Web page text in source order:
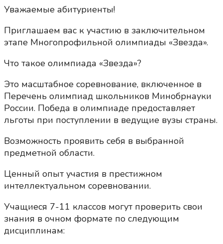
Уважаемые абитуриенты!
Приглашаем вас к участию в заключительном
этапе Многопрофильной олимпиады «Звезда».
Что такое олимпиада «Звезда»?
Это масштабное соревнование, включенное в
Перечень олимпиад школьников Минобрнауки
России. Победа в олимпиаде предоставляет
льготы при поступлении в ведущие вузы страны.
Возможность проявить себя в выбранной
предметной области.
Ценный опыт участия в престижном
интеллектуальном соревновании.
Учащиеся 7-11 классов могут проверить свои
знания в очном формате по следующим
дисциплинам: